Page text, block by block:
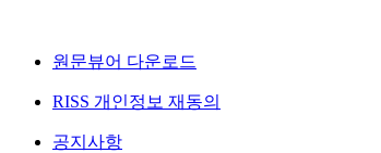
원문뷰어 다운로드
RISS 개인정보 재동의
공지사항